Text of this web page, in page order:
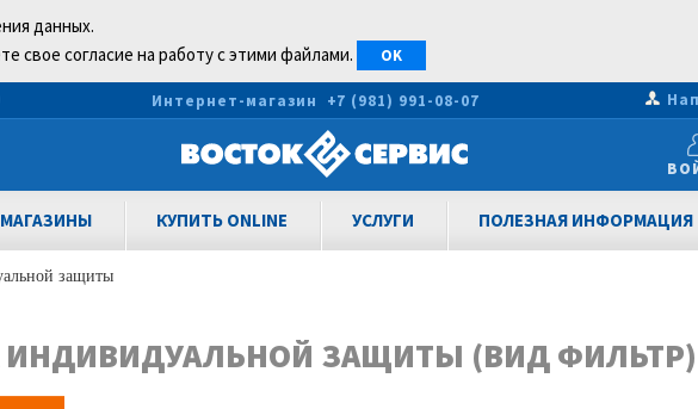
данных.
свое согласие на работу с этими файлами.
OK
Интернет-магазин +7 (981) 991-08-07
МАГАЗИНЫ КУПИТЬ ONLINE УСЛУГИ ПОЛЕЗНАЯ ИНФОРМАЦИЯ
защиты
ИНДИВИДУАЛЬНОЙ ЗАЩИТЫ (ВИД ФИЛЬТР)